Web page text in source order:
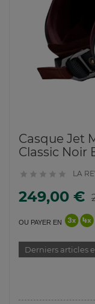
Casque Jet
Classic Noir
     LA
249,00 €
OU PAYER EN
Derniers articles